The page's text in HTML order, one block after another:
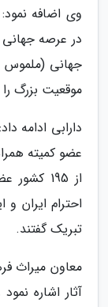
وی اضافه نمود:
موقعیت بزرگ
از 195
احترام ایران
تبریک گفتند.
معاون میراث
آثار اشاره